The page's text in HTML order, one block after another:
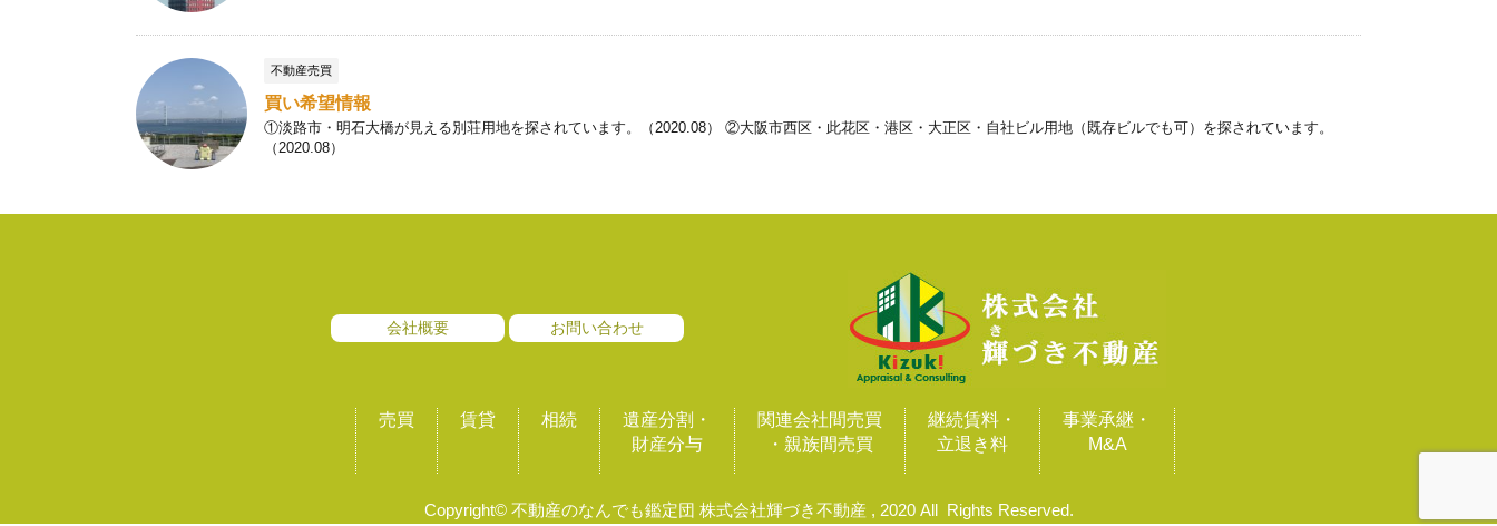
不動産売買
買い希望情報
①淡路市・明石大橋が見える別荘用地を探されています。（2020.08） ②大阪市西区・此花区・港区・大正区・自社ビル用地（既存ビルでも可）を探されています。
（2020.08）
会社概要 お問い合わせ
売買 賃貸 相続
遺産分割・
財産分与
関連会社間売買
・親族間売買
継続賃料・
立退き料
事業承継・
M&A
Copyright© 不動産のなんでも鑑定団 株式会社輝づき不動産 , 2020 All Rights Reserved.